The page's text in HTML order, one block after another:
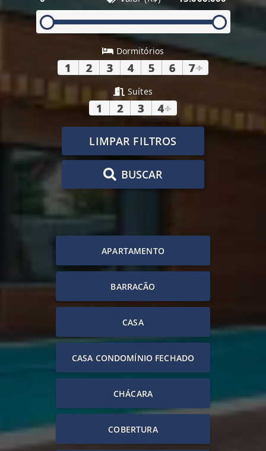
Dormitórios
1 2 3 4 5 6 7+
Suítes
1 2 3 4+
LIMPAR FILTROS
BUSCAR
APARTAMENTO
BARRACÃO
CASA
CASA CONDOMÍNIO FECHADO
CHÁCARA
COBERTURA